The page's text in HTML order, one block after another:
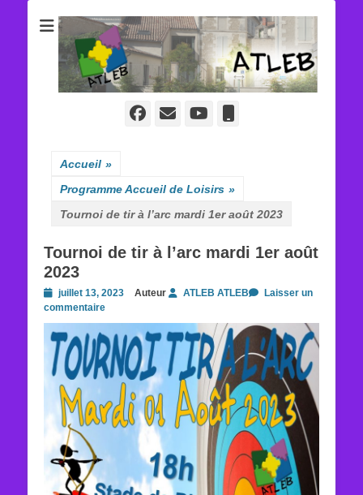
ATLEB
Facebook
E-
YouTube
Accueil »
Programme Accueil de Loisirs »
Tournoi de tir à l’arc mardi 1er août 2023
Tournoi de tir à l’arc mardi 1er août
2023
Posted
on
juillet 13, 2023 Auteur ATLEB ATLEB
Laisser un
commentaire